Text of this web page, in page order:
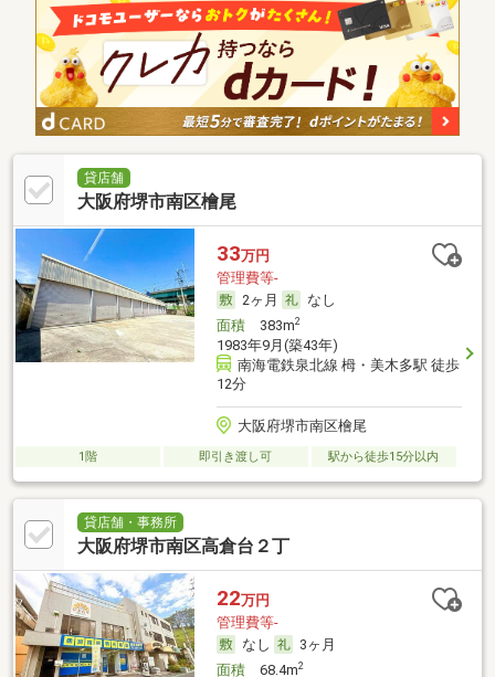
貸店舗
大阪府堺市南区檜尾
33万円
管理費等-
2ヶ月
なし
面積383m2
1983年9月(築43年)
南海電鉄泉北線 栂・美木多駅 徒歩
12分
大阪府堺市南区檜尾
1階 即引き渡し可 駅から徒歩15分以内
貸店舗・事務所
大阪府堺市南区高倉台２丁
22万円
管理費等-
なし
3ヶ月
面積68.4m2